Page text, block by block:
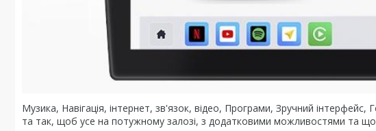
Музика, Навігація, інтернет, зв'язок, відео, Програми, Зручний
та так, щоб усе на потужному залозі, з додатковими можливостями та